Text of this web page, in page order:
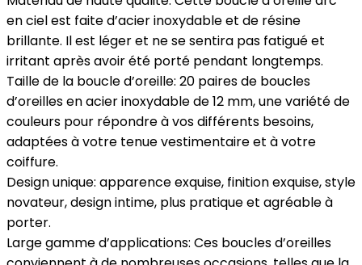
en ciel est faite d’acier inoxydable et de résine
brillante. Il est léger et ne se sentira pas fatigué et
irritant après avoir été porté pendant longtemps.
Taille de la boucle d’oreille: 20 paires de boucles
d’oreilles en acier inoxydable de 12 mm, une variété de
couleurs pour répondre à vos différents besoins,
adaptées à votre tenue vestimentaire et à votre
coiffure.
Design unique: apparence exquise, finition exquise, style
novateur, design intime, plus pratique et agréable à
porter.
Large gamme d’applications: Ces boucles d’oreilles